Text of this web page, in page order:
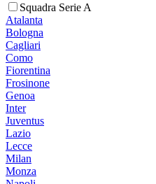
Squadra Serie A
Atalanta
Bologna
Cagliari
Como
Fiorentina
Frosinone
Genoa
Inter
Juventus
Lazio
Lecce
Milan
Monza